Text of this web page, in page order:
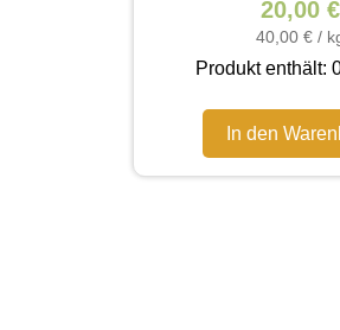
20,00 €
40,00 €/
Produkt enthält:
In den